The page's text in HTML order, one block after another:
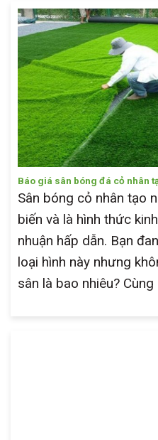
Báo giá sân bóng đá cỏ nhân
Sân bóng cỏ nhân tạo
biến và là hình thức
nhuận hấp dẫn. Bạn
loại hình này nhưng
sân là bao nhiêu?